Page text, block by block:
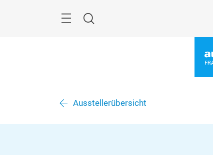
Suche
Ausstellerübersicht